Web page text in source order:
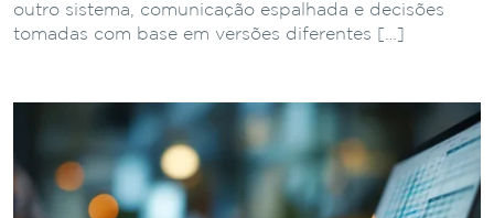
outro sistema, comunicação espalhada e decisões
tomadas com base em versões diferentes […]